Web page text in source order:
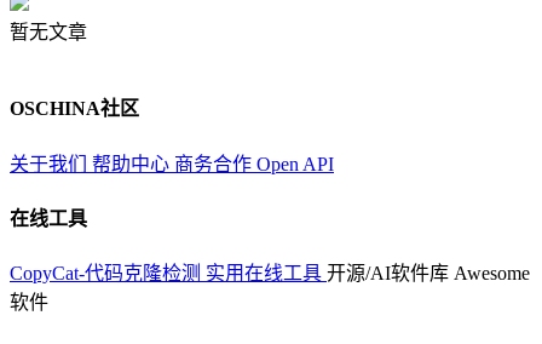
暂无文章
OSCHINA社区
关于我们 帮助中心 商务合作 Open API
在线工具
CopyCat-代码克隆检测 实用在线工具 开源/AI软件库 Awesome
软件